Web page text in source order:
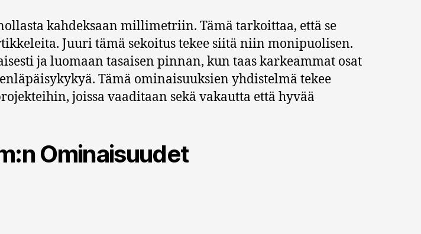
kahdeksaan millimetriin. Tämä tarkoittaa, että se
Juuri tämä sekoitus tekee siitä niin monipuolisen.
ja luomaan tasaisen pinnan, kun taas karkeammat osat
Tämä ominaisuuksien yhdistelmä tekee
joissa vaaditaan sekä vakautta että hyvää
Ominaisuudet